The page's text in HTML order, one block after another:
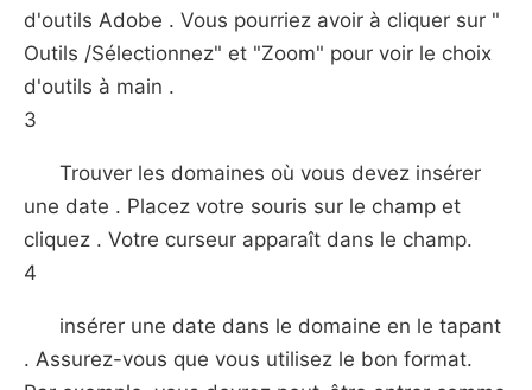
d'outils Adobe . Vous pourriez avoir à cliquer sur "
Outils /Sélectionnez" et "Zoom" pour voir le choix
d'outils à main .
3
Trouver les domaines où vous devez insérer
une date . Placez votre souris sur le champ et
cliquez . Votre curseur apparaît dans le champ.
4
insérer une date dans le domaine en le tapant
. Assurez-vous que vous utilisez le bon format.